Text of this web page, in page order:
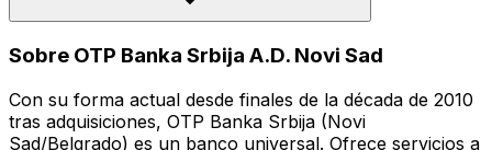
Sobre OTP Banka Srbija A.D. Novi Sad
Con su forma actual desde finales de la década de 2010
tras adquisiciones, OTP Banka Srbija (Novi
Sad/Belgrado) es un banco universal. Ofrece servicios a